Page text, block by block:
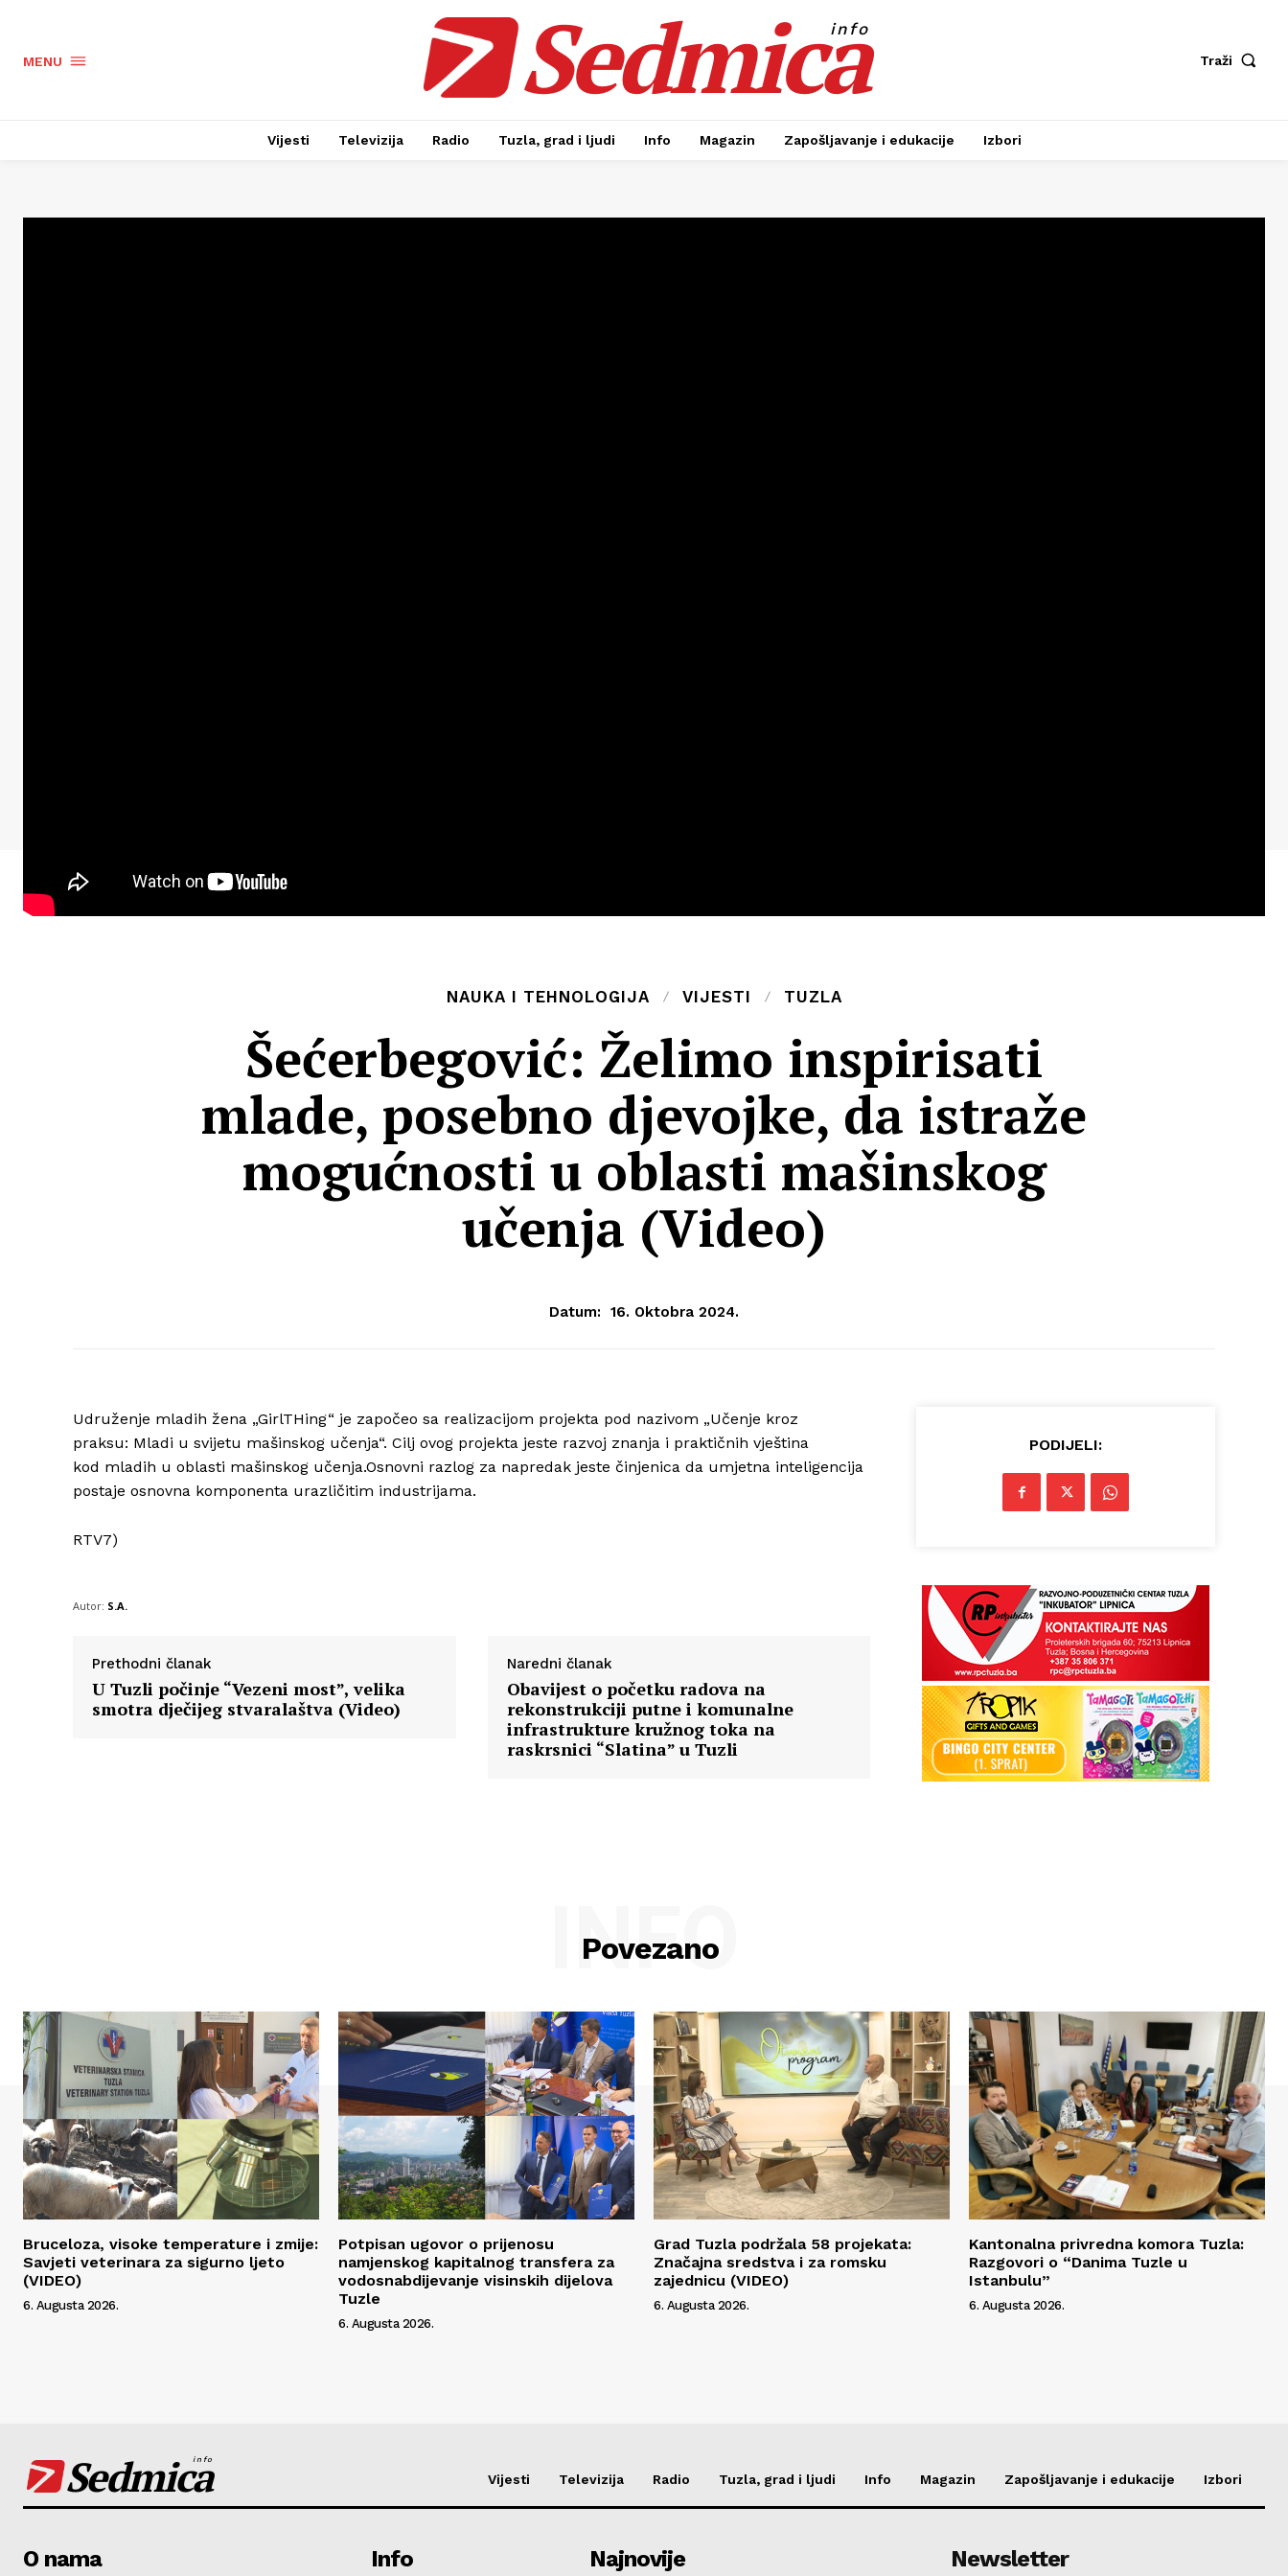
Info
O nama
MENU Sedmica
info
Traži
Vijesti Televizija Radio Tuzla, grad i ljudi Info Magazin Zapošljavanje i edukacije Izbori
NAUKA I TEHNOLOGIJA VIJESTI TUZLA
Šećerbegović: Želimo inspirisati
mlade, posebno djevojke, da istraže
mogućnosti u oblasti mašinskog
učenja (Video)
Datum: 16. Oktobra 2024.
Udruženje mladih žena „GirlTHing“ je započeo sa realizacijom projekta pod nazivom „Učenje kroz
praksu: Mladi u svijetu mašinskog učenja“. Cilj ovog projekta jeste razvoj znanja i praktičnih vještina
kod mladih u oblasti mašinskog učenja.Osnovni razlog za napredak jeste činjenica da umjetna inteligencija
postaje osnovna komponenta urazličitim industrijama.
RTV7)
Autor: S.A.
Prethodni članak
U Tuzli počinje “Vezeni most”, velika
smotra dječijeg stvaralaštva (Video)
Naredni članak
Obavijest o početku radova na
rekonstrukciji putne i komunalne
infrastrukture kružnog toka na
raskrsnici “Slatina” u Tuzli
PODIJELI:
Povezano
INFO
Bruceloza, visoke temperature i zmije:
Savjeti veterinara za sigurno ljeto
(VIDEO)
6. Augusta 2026.
Potpisan ugovor o prijenosu
namjenskog kapitalnog transfera za
vodosnabdijevanje visinskih dijelova
Tuzle
6. Augusta 2026.
Grad Tuzla podržala 58 projekata:
Značajna sredstva i za romsku
zajednicu (VIDEO)
6. Augusta 2026.
Kantonalna privredna komora Tuzla:
Razgovori o “Danima Tuzle u
Istanbulu”
6. Augusta 2026.
Sedmica
info
Vijesti Televizija Radio Tuzla, grad i ljudi Info Magazin Zapošljavanje i edukacije Izbori
O nama Info Najnovije Newsletter